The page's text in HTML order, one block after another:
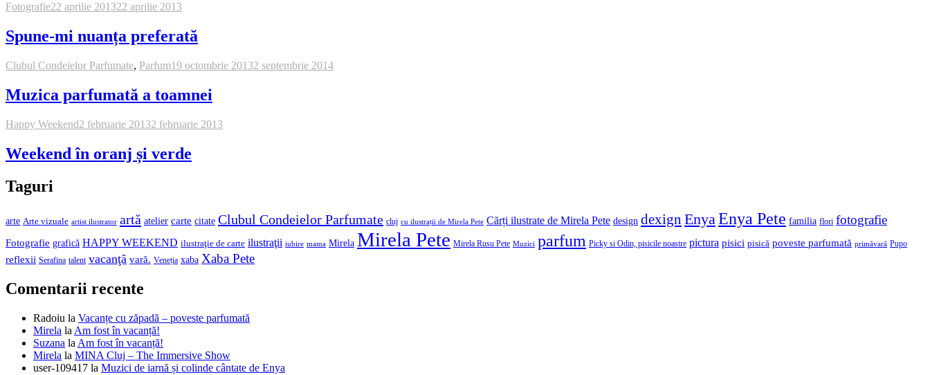
Fotografie22 aprilie 201322 aprilie 2013
Spune-mi nuanța preferată
Clubul Condeielor Parfumate, Parfum19 octombrie 20132 septembrie 2014
Muzica parfumată a toamnei
Happy Weekend2 februarie 20132 februarie 2013
Weekend în oranj și verde
Taguri
arte Arte vizuale artist ilustrator artă atelier carte citate Clubul Condeielor Parfumate cluj cu ilustrații de Mirela Pete Cărți ilustrate de Mirela Pete design dexign Enya Enya Pete familia flori fotografie
Fotografie grafică HAPPY WEEKEND ilustraţie de carte ilustraţii iubire mama Mirela Mirela Pete Mirela Rusu Pete Muzici parfum Picky si Odin, pisicile noastre pictura pisici pisică poveste parfumată primăvară Pupo
reflexii Serafina talent vacanţă vară. Veneția xaba Xaba Pete
Comentarii recente
Radoiu la Vacanțe cu zăpadă – poveste parfumată
Mirela la Am fost în vacanță!
Suzana la Am fost în vacanță!
Mirela la MINA Cluj – The Immersive Show
user-109417 la Muzici de iarnă și colinde cântate de Enya